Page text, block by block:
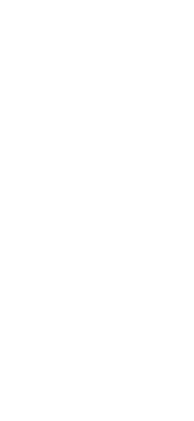
delle
e riflettere i
imposti da
in più
una modifica